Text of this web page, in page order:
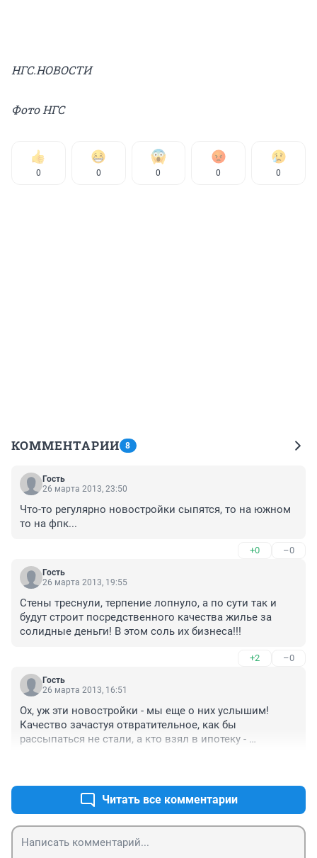
НГС.НОВОСТИ
Фото НГС
0 0 0 0 0
КОММЕНТАРИИ 8
Гость
26 марта 2013, 23:50
Что-то регулярно новостройки сыпятся, то на южном
то на фпк...
+0 –0
Гость
26 марта 2013, 19:55
Стены треснули, терпение лопнуло, а по сути так и
будут строит посредственного качества жилье за
солидные деньги! В этом соль их бизнеса!!!
+2 –0
Гость
26 марта 2013, 16:51
Ох, уж эти новостройки - мы еще о них услышим!
Качество зачастуя отвратительное, как бы
рассыпаться не стали, а кто взял в ипотеку -
Читать все комментарии